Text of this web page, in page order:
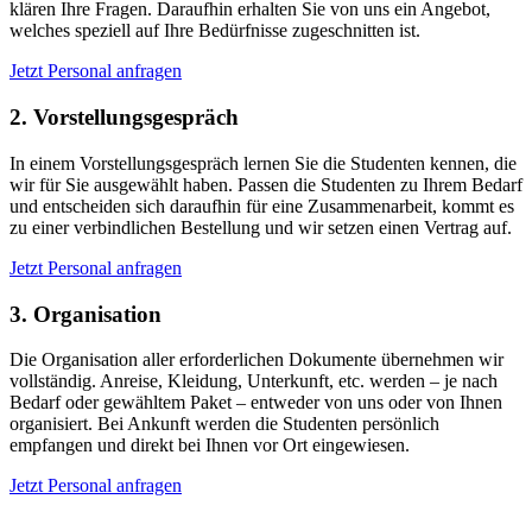
klären Ihre Fragen. Daraufhin erhalten Sie von uns ein Angebot,
welches speziell auf Ihre Bedürfnisse zugeschnitten ist.
Jetzt Personal anfragen
2. Vorstellungsgespräch
In einem Vorstellungsgespräch lernen Sie die Studenten kennen, die
wir für Sie ausgewählt haben. Passen die Studenten zu Ihrem Bedarf
und entscheiden sich daraufhin für eine Zusammenarbeit, kommt es
zu einer verbindlichen Bestellung und wir setzen einen Vertrag auf.
Jetzt Personal anfragen
3. Organisation
Die Organisation aller erforderlichen Dokumente übernehmen wir
vollständig. Anreise, Kleidung, Unterkunft, etc. werden – je nach
Bedarf oder gewähltem Paket – entweder von uns oder von Ihnen
organisiert. Bei Ankunft werden die Studenten persönlich
empfangen und direkt bei Ihnen vor Ort eingewiesen.
Jetzt Personal anfragen